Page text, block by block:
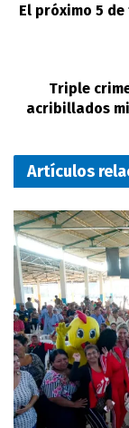
El próximo 5
Triple
acribillados
Artículos